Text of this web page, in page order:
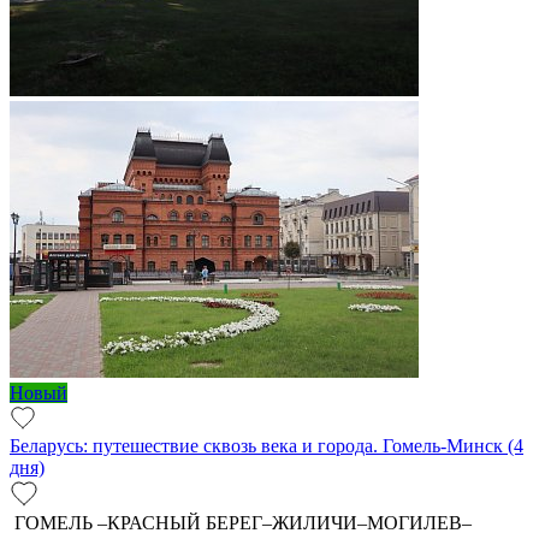
Новый
Беларусь: путешествие сквозь века и города. Гомель-Минск (4
дня)
ГОМЕЛЬ –КРАСНЫЙ БЕРЕГ–ЖИЛИЧИ–МОГИЛЕВ–